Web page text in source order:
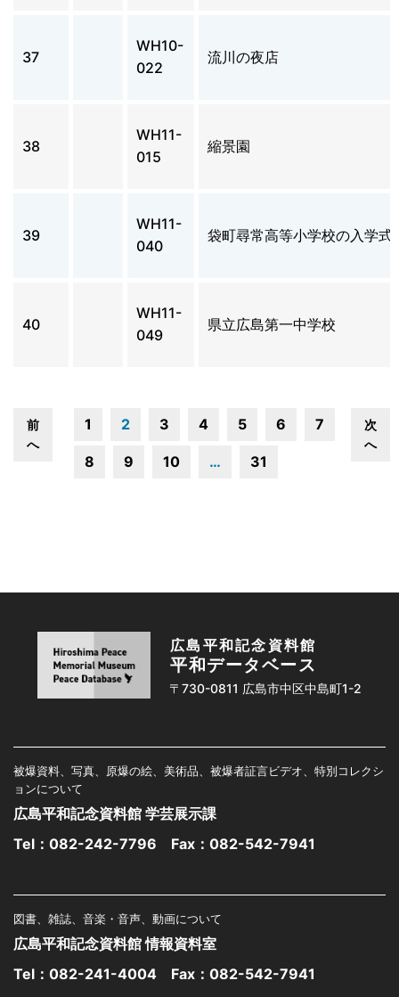
37
WH10-
022
流川の夜店
38
WH11-
015
縮景園
39
WH11-
040
袋町尋常高等小学校の入学式
40
WH11-
049
県立広島第一中学校
前
へ
1 2 3 4 5 6 7
8 9 10 … 31
次
へ
広島平和記念資料館
平和データベース
〒730-0811 広島市中区中島町1-2
被爆資料、写真、原爆の絵、美術品、被爆者証言ビデオ、特別コレクシ
ョンについて
広島平和記念資料館 学芸展示課
Tel： 082-242-7796 Fax：082-542-7941
図書、雑誌、音楽・音声、動画について
広島平和記念資料館 情報資料室
Tel： 082-241-4004 Fax：082-542-7941